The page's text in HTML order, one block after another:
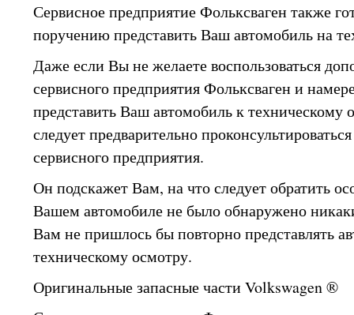
Сервисное предприятие Фольксваген также
поручению представить Ваш автомобиль на
Даже если Вы не желаете воспользоваться
сервисного предприятия Фольксваген и
представить Ваш автомобиль к техническому
следует предварительно
сервисного предприятия.
Он подскажет Вам, на что следует обратить
Вашем автомобиле не было обнаружено
Вам не пришлось бы повторно представлять
техническому осмотру.
Оригинальные запасные части Volkswagen ®